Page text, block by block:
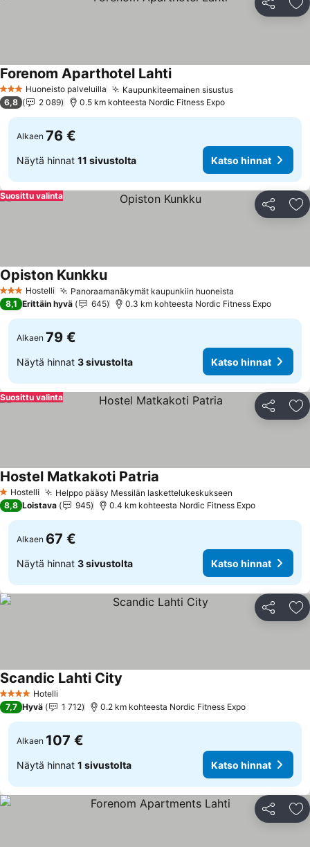
Jaa
3 Tähtiluokitus
Huoneisto palveluilla Kaupunkiteemainen sisustus
Forenom Aparthotel Lahti
6,8 2 089 0.5 km kohteesta Nordic Fitness Expo
Alkaen 76 €
Näytä hinnat 11 sivustolta Katso hinnat
Jaa
Suosittu valinta
3 Tähtiluokitus
Hostelli Panoraamanäkymät kaupunkiin huoneista
Opiston Kunkku
8,1 Erittäin hyvä 645 0.3 km kohteesta Nordic Fitness Expo
Alkaen 79 €
Näytä hinnat 3 sivustolta Katso hinnat
Jaa
Suosittu valinta
1 Tähtiluokitus
Hostelli Helppo pääsy Messilän laskettelukeskukseen
Hostel Matkakoti Patria
8,8 Loistava 945 0.4 km kohteesta Nordic Fitness Expo
Alkaen 67 €
Näytä hinnat 3 sivustolta Katso hinnat
Jaa
4 Tähtiluokitus
Hotelli
Scandic Lahti City
7,7 Hyvä 1 712 0.2 km kohteesta Nordic Fitness Expo
Alkaen 107 €
Näytä hinnat 1 sivustolta Katso hinnat
Jaa